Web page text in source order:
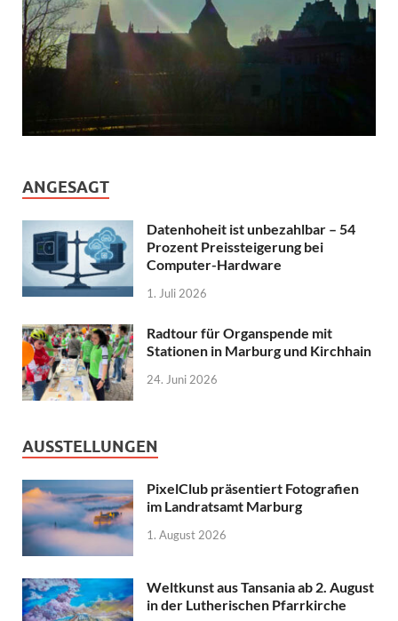
ANGESAGT
Datenhoheit ist unbezahlbar – 54
Prozent Preissteigerung bei
Computer-Hardware
1. Juli 2026
Radtour für Organspende mit
Stationen in Marburg und Kirchhain
24. Juni 2026
AUSSTELLUNGEN
PixelClub präsentiert Fotografien
im Landratsamt Marburg
1. August 2026
Weltkunst aus Tansania ab 2. August
in der Lutherischen Pfarrkirche